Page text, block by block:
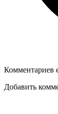
Комментариев
Добавить